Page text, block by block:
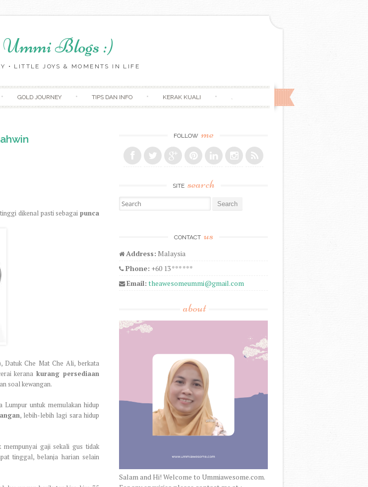
Ummi Blogs :)
• LITTLE JOYS & MOMENTS IN LIFE
GOLD JOURNEY TIPS DAN INFO KERAK KUALI .
dikenal pasti sebagaipunca
Datuk Che Mat Che Ali, berkata
keranakurang persediaan
soal kewangan.
Lumpur untuk memulakan hidup
, lebih-lebih lagi sara hidup
mempunyai gaji sekali gus tidak
tinggal, belanja harian selain
FOLLOW me
SITE search
Search for:
CONTACT us
Address: Malaysia
Phone: +60 13 *** ***
Email: theawesomeummi@gmail.com
about
Salam and Hi! Welcome to Ummiawesome.com.